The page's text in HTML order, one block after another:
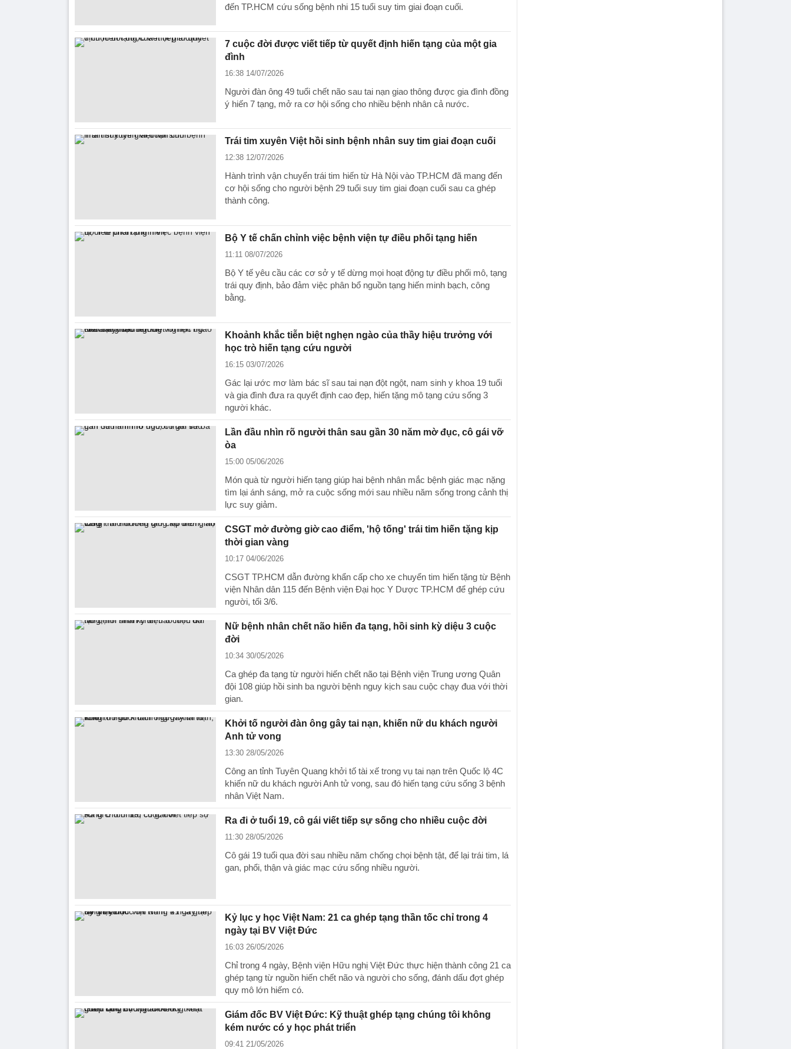
đến TP.HCM cứu sống bệnh nhi 15 tuổi suy tim giai đoạn cuối.
7 cuộc đời được viết tiếp từ quyết định hiến tạng của một gia
đình
16:38 14/07/2026
Người đàn ông 49 tuổi chết não sau tai nạn giao thông được gia đình đồng
ý hiến 7 tạng, mở ra cơ hội sống cho nhiều bệnh nhân cả nước.
Trái tim xuyên Việt hồi sinh bệnh nhân suy tim giai đoạn cuối
12:38 12/07/2026
Hành trình vận chuyển trái tim hiến từ Hà Nội vào TP.HCM đã mang đến
cơ hội sống cho người bệnh 29 tuổi suy tim giai đoạn cuối sau ca ghép
thành công.
Bộ Y tế chấn chỉnh việc bệnh viện tự điều phối tạng hiến
11:11 08/07/2026
Bộ Y tế yêu cầu các cơ sở y tế dừng mọi hoạt động tự điều phối mô, tạng
trái quy định, bảo đảm việc phân bổ nguồn tạng hiến minh bạch, công
bằng.
Khoảnh khắc tiễn biệt nghẹn ngào của thầy hiệu trưởng với
học trò hiến tạng cứu người
16:15 03/07/2026
Gác lại ước mơ làm bác sĩ sau tai nạn đột ngột, nam sinh y khoa 19 tuổi
và gia đình đưa ra quyết định cao đẹp, hiến tặng mô tạng cứu sống 3
người khác.
Lần đầu nhìn rõ người thân sau gần 30 năm mờ đục, cô gái vỡ
òa
15:00 05/06/2026
Món quà từ người hiến tạng giúp hai bệnh nhân mắc bệnh giác mạc nặng
tìm lại ánh sáng, mở ra cuộc sống mới sau nhiều năm sống trong cảnh thị
lực suy giảm.
CSGT mở đường giờ cao điểm, 'hộ tống' trái tim hiến tặng kịp
thời gian vàng
10:17 04/06/2026
CSGT TP.HCM dẫn đường khẩn cấp cho xe chuyển tim hiến tặng từ Bệnh
viện Nhân dân 115 đến Bệnh viện Đại học Y Dược TP.HCM để ghép cứu
người, tối 3/6.
Nữ bệnh nhân chết não hiến đa tạng, hồi sinh kỳ diệu 3 cuộc
đời
10:34 30/05/2026
Ca ghép đa tạng từ người hiến chết não tại Bệnh viện Trung ương Quân
đội 108 giúp hồi sinh ba người bệnh nguy kịch sau cuộc chạy đua với thời
gian.
Khởi tố người đàn ông gây tai nạn, khiến nữ du khách người
Anh tử vong
13:30 28/05/2026
Công an tỉnh Tuyên Quang khởi tố tài xế trong vụ tai nạn trên Quốc lộ 4C
khiến nữ du khách người Anh tử vong, sau đó hiến tạng cứu sống 3 bệnh
nhân Việt Nam.
Ra đi ở tuổi 19, cô gái viết tiếp sự sống cho nhiều cuộc đời
11:30 28/05/2026
Cô gái 19 tuổi qua đời sau nhiều năm chống chọi bệnh tật, để lại trái tim, lá
gan, phổi, thận và giác mạc cứu sống nhiều người.
Kỷ lục y học Việt Nam: 21 ca ghép tạng thần tốc chỉ trong 4
ngày tại BV Việt Đức
16:03 26/05/2026
Chỉ trong 4 ngày, Bệnh viện Hữu nghị Việt Đức thực hiện thành công 21 ca
ghép tạng từ nguồn hiến chết não và người cho sống, đánh dấu đợt ghép
quy mô lớn hiếm có.
Giám đốc BV Việt Đức: Kỹ thuật ghép tạng chúng tôi không
kém nước có y học phát triển
09:41 21/05/2026